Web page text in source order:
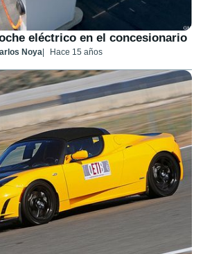
eléctrico en el concesionario
Noya Hace 15 años